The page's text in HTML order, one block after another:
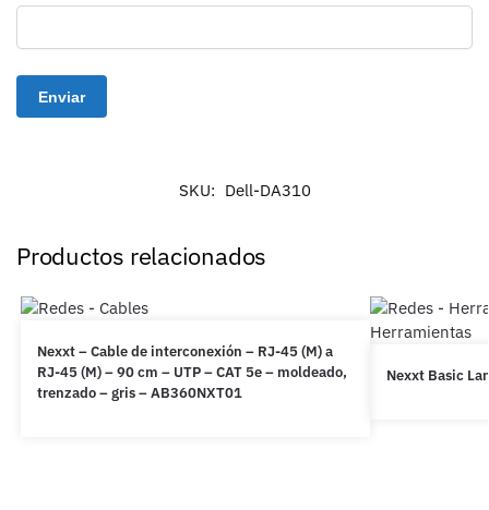
SKU: Dell-DA310
Productos relacionados
Nexxt – Cable de interconexión – RJ-45 (M) a
RJ-45 (M) – 90 cm – UTP – CAT 5e – moldeado,
trenzado – gris – AB360NXT01
Nexxt Basic